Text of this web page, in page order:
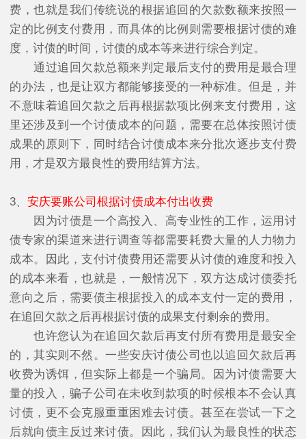
费，也就是我们传统说的根据追回的欠款数额来按照一
定的比例支付费用，而具体的比例则需要根据讨债的难
度，讨债的时间，讨债的成本等来进行综合判定。
通过追回欠款总额来判定最后支付的费用是最合理
的办法，也是让双方都能够接受的一种标准。但是，并
不意味着追回欠款之后再根据款项比例来支付费用，这
里还涉及到一个讨债成本的问题，需要在总体按照讨债
成果的原则下，同时结合讨债成本来分批次逐步支付费
用，才是双方最良性的费用结算方法。
3、 安庆要账公司根据讨债成本付出收费
因为讨债是一个高投入、高专业性的工作，运用讨
债专家的渠道来进行调查等都需要耗费大量的人力物力
成本。因此，支付讨债费用还需要从讨债的难度和投入
的成本来看，也就是，一般情况下，双方达成讨债委托
意向之后，需要债主根据投入的成本支付一定的费用，
在追回欠款之后再根据讨债的成果支付剩余的费用。
也许您认为在追回欠款后再支付所有费用是最安全
的，其实则不然。一些安庆讨债公司也以追回欠款后再
收费为诱饵，但实际上都是一个骗局。因为讨债需要大
量的投入，骗子公司在未收到款项的时候根本不会认真
讨债，更不会克服重重困难去讨债。甚至在尝试一下之
后就向债主反过来讨债。因此，我们认为最良性的状态